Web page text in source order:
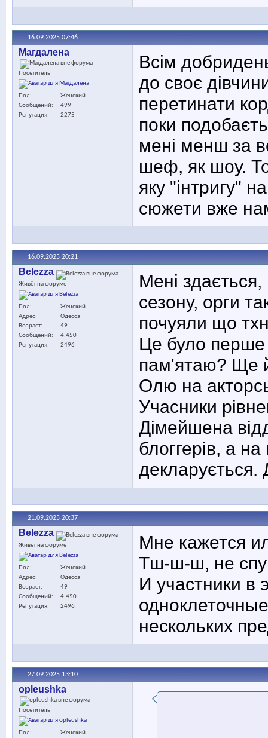
16.09.2025 07:46
Maгдалена
Посетитель
Пол
Женский
Сообщений
499
Репутация
2275
Всім
до своє
перетинати
поки
мені менш за
шеф, як шоу.
яку "інтригу"
сюжети вже
16.09.2025 20:21
Belezza
Живёт на форуме
Пол
Женский
Адрес
Одесса
Возраст
49
Сообщений
4,450
Репутация
2496
Мені
сезону, орги
почуяли що
Це було перше
пам'ятаю? Ще
Олю на
Учасники
Дімейшена
блоггерів, а на
декларується.
21.09.2025 20:37
Belezza
Живёт на форуме
Пол
Женский
Адрес
Одесса
Возраст
49
Сообщений
4,450
Репутация
2496
Мне кажется
Тш-ш-ш, не
И участники в
нескольких
27.09.2025 13:10
opleushka
Посетитель
Пол
Женский